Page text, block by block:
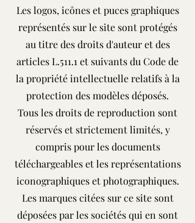
Les logos, icônes et puces graphiques
représentés sur le site sont protégés
au titre des droits d'auteur et des
articles L.511.1 et suivants du Code de
la propriété intellectuelle relatifs à la
protection des modèles déposés.
Tous les droits de reproduction sont
réservés et strictement limités, y
compris pour les documents
téléchargeables et les représentations
iconographiques et photographiques.
Les marques citées sur ce site sont
déposées par les sociétés qui en sont